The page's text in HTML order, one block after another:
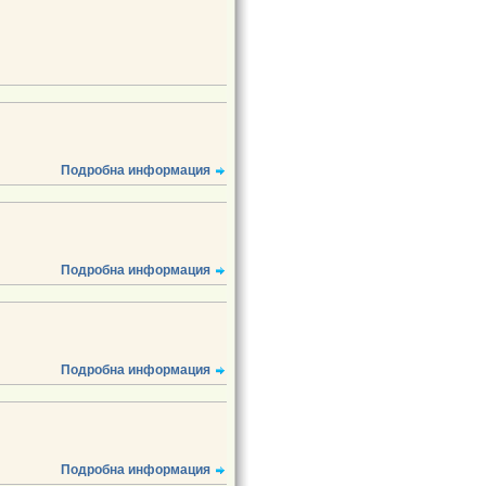
Подробна информация
Подробна информация
Подробна информация
Подробна информация